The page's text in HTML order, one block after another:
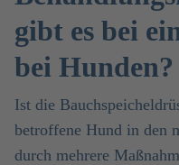
gibt es bei
bei Hunden?
Ist die
betroffene Hund in den
durch mehrere